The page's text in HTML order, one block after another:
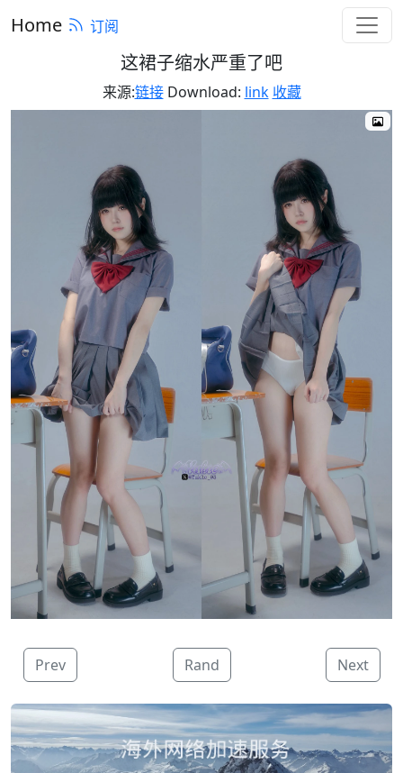
Home 订阅
这裙子缩水严重了吧
来源:链接Download: link 收藏
Prev Rand Next